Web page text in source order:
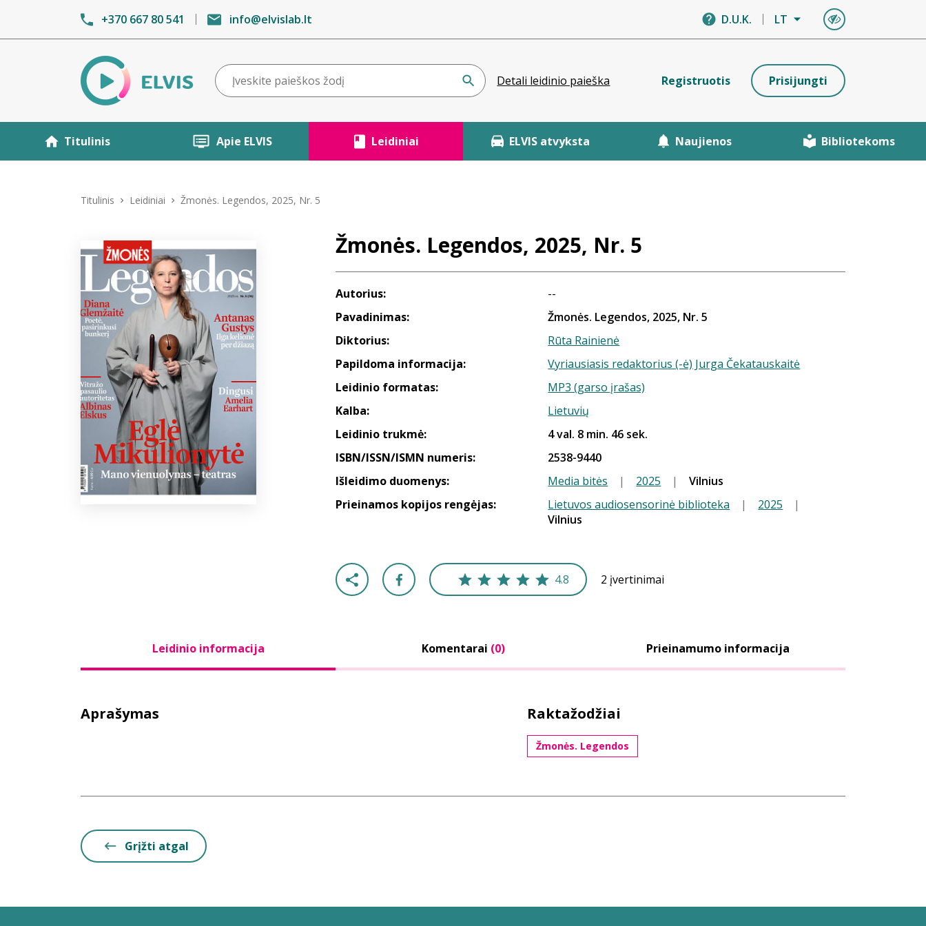
+370 667 80 541 info@elvislab.lt D.U.K. LT
Detali leidinio paieška Registruotis Prisijungti
Titulinis Apie ELVIS Leidiniai ELVIS atvyksta Naujienos Bibliotekoms
Titulinis Leidiniai Žmonės. Legendos, 2025, Nr. 5
Žmonės. Legendos, 2025, Nr. 5
Autorius:
--
Pavadinimas:
Žmonės. Legendos, 2025, Nr. 5
Diktorius:
Rūta Rainienė
Papildoma informacija:
Vyriausiasis redaktorius (-ė) Jurga Čekatauskaitė
Leidinio formatas:
MP3 (garso įrašas)
Kalba:
Lietuvių
Leidinio trukmė:
4 val. 8 min. 46 sek.
ISBN/ISSN/ISMN numeris:
2538-9440
Išleidimo duomenys:
Media bitės | 2025 |
Vilnius
Prieinamos kopijos rengėjas:
Lietuvos audiosensorinė biblioteka | 2025
|
Vilnius
4.8 2 įvertinimai
Leidinio informacija Komentarai (0) Prieinamumo informacija
Aprašymas Raktažodžiai
Žmonės. Legendos
Grįžti atgal